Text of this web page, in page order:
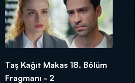
Taş Kağıt Makas 18. Bölüm
Fragmanı - 2